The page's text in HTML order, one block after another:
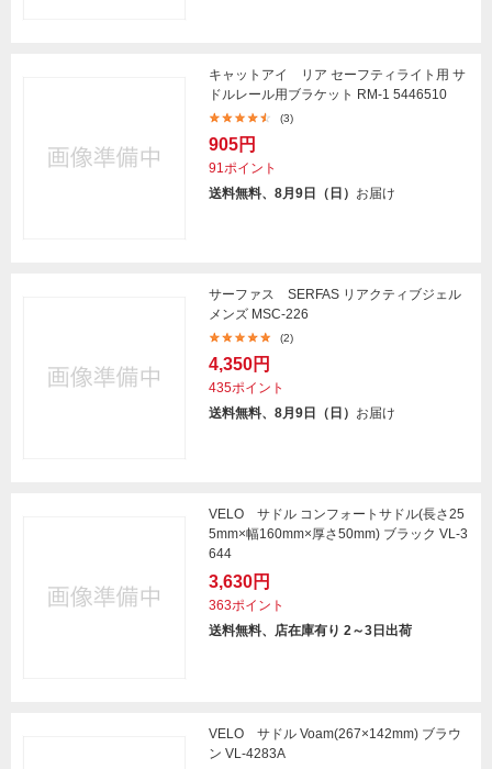
キャットアイ リア セーフティライト用 サ
ドルレール用ブラケット RM-1 5446510
(3)
905円
91ポイント
送料無料、8月9日（日） お届け
サーファス SERFAS リアクティブジェル
メンズ MSC-226
(2)
4,350円
435ポイント
送料無料、8月9日（日） お届け
VELO サドル コンフォートサドル(長さ25
5mm×幅160mm×厚さ50mm) ブラック VL-3
644
3,630円
363ポイント
送料無料、店在庫有り 2～3日出荷
VELO サドル Voam(267×142mm) ブラウ
ン VL-4283A